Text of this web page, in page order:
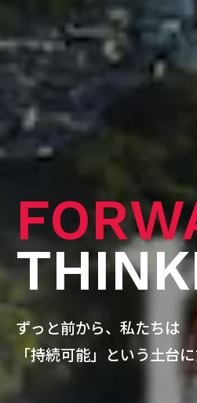
ずっと前から、私たちは
「持続可能」という土台に